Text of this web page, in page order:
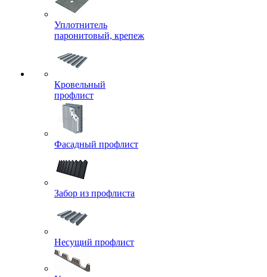
Уплотнитель
паронитовый, крепеж
Кровельный
профлист
Фасадный профлист
Забор из профлиста
Несущий профлист